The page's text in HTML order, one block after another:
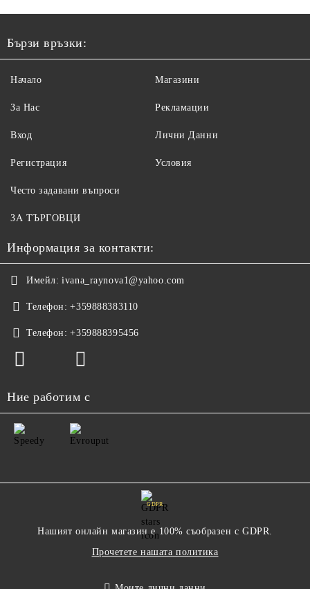
Бързи връзки:
Начало
За Нас
Вход
Регистрация
Магазини
Рекламации
Лични Данни
Условия
Често задавани въпроси
ЗА ТЪРГОВЦИ
Информация за контакти:
Имейл: ivana_raynova1@yahoo.com
Телефон: +359888383110
Телефон: +359888395456
Ние работим с
GDPR
Нашият онлайн магазин е 100% съобразен с GDPR.
Прочетете нашата политика